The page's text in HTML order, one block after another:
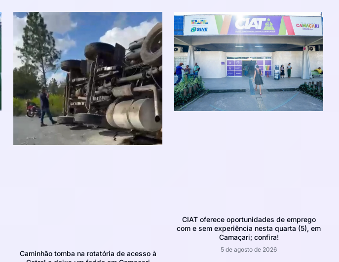
Caminhão tomba na rotatória de acesso à
CIAT oferece oportunidades de emprego
com e sem experiência nesta quarta (5), em
Camaçari; confira!
5 de agosto de 2026